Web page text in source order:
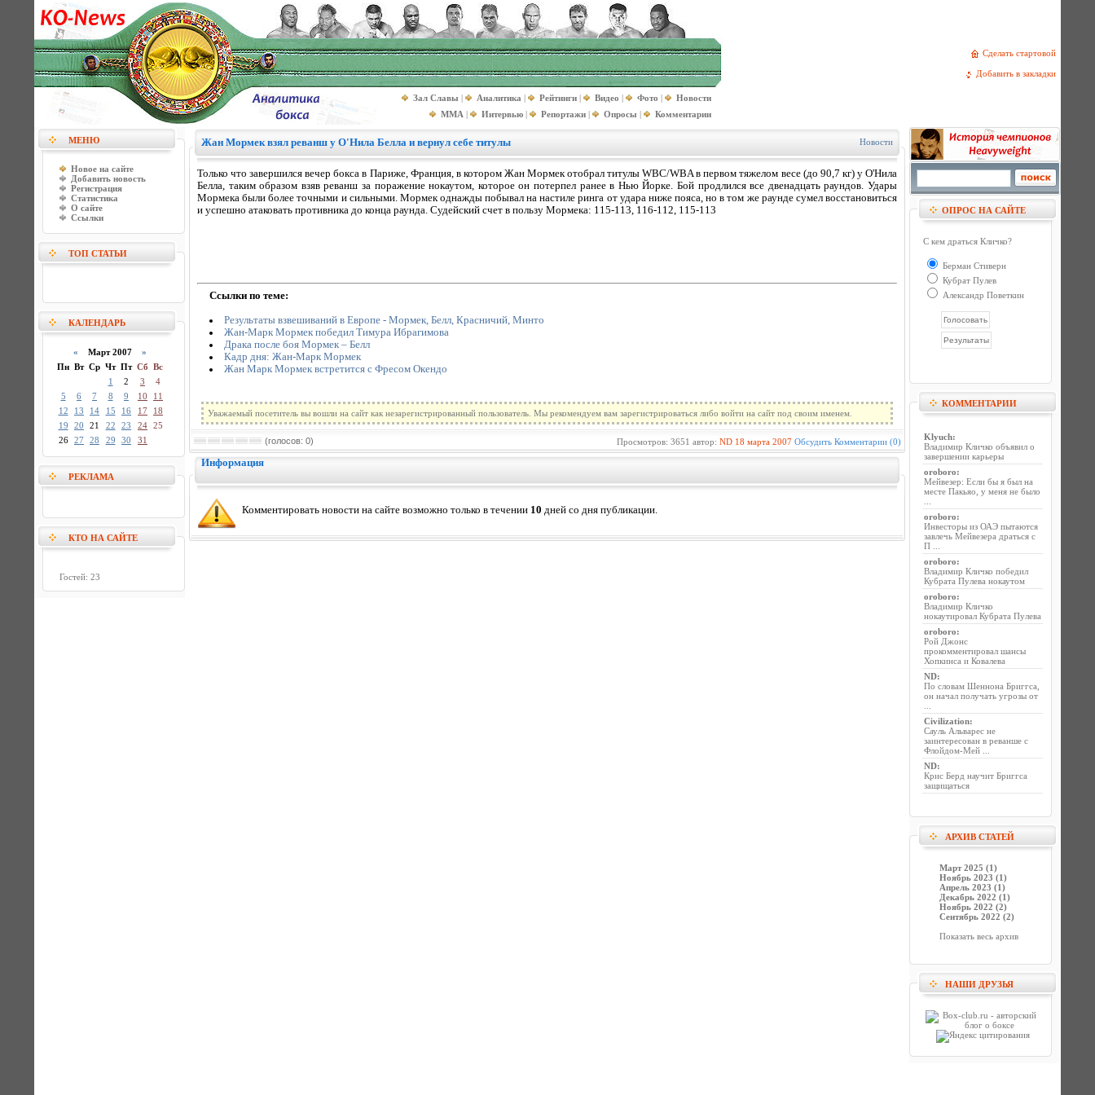
Сделать стартовой
Добавить в закладки
Зал Славы | Аналитика | Рейтинги | Видео | Фото |
Новости
MMA | Интервью | Репортажи | Опросы | Комментарии
МЕНЮ
Новое на сайте
Добавить новость
Регистрация
Статистика
О сайте
Ссылки
ТОП СТАТЬИ
КАЛЕНДАРЬ
« Март 2007 »
Пн Вт Ср Чт Пт Сб Вс
1
2 3
4
5
6 7 8 9 10
11
12
13 14 15 16 17
18
19
20 21 22 23 24 25
26
27 28 29 30 31
РЕКЛАМА
КТО НА САЙТЕ
Гостей: 23
Жан Мормек взял реванш у О'Нила Белла и вернул себе титулы Новости
Только что завершился вечер бокса в Париже, Франция, в котором Жан Мормек отобрал титулы WBC/WBA в первом тяжелом весе (до 90,7 кг) у О'Нила
Белла, таким образом взяв реванш за поражение нокаутом, которое он потерпел ранее в Нью Йорке. Бой продлился все двенадцать раундов. Удары
Мормека были более точными и сильными. Мормек однажды побывал на настиле ринга от удара ниже пояса, но в том же раунде сумел восстановиться
и успешно атаковать противника до конца раунда. Судейский счет в пользу Мормека: 115-113, 116-112, 115-113
Ссылки по теме:
Результаты взвешиваний в Европе - Мормек, Белл, Красничий, Минто
Жан-Марк Мормек победил Тимура Ибрагимова
Драка после боя Мормек – Белл
Кадр дня: Жан-Марк Мормек
Жан Марк Мормек встретится с Фресом Окендо
Уважаемый посетитель вы вошли на сайт как незарегистрированный пользователь. Мы рекомендуем вам зарегистрироваться либо войти на сайт под своим именем.
(голосов: 0) Просмотров: 3651 автор: ND 18 марта 2007 Обсудить Комментарии (0)
Информация
Комментировать новости на сайте возможно только в течении 10 дней со дня публикации.
ОПРОС НА САЙТЕ
С кем драться Кличко?
Берман Стиверн
Кубрат Пулев
Александр Поветкин
КОММЕНТАРИИ
Klyuch:
Владимир Кличко объявил о
завершении карьеры
oroboro:
Мейвезер: Если бы я был на
месте Пакьяо, у меня не было
oroboro:
Инвесторы из ОАЭ пытаются
завлечь Мейвезера драться с
П ...
oroboro:
Владимир Кличко победил
Кубрата Пулева нокаутом
oroboro:
Владимир Кличко
нокаутировал Кубрата Пулева
oroboro:
Рой Джонс
прокомментировал шансы
Хопкинса и Ковалева
ND:
По словам Шеннона Бриггса,
он начал получать угрозы от
Civilization:
Сауль Альварес не
заинтересован в реванше с
Флойдом-Мей ...
ND:
Крис Берд научит Бриггса
защищаться
АРХИВ СТАТЕЙ
Март 2025 (1)
Ноябрь 2023 (1)
Апрель 2023 (1)
Декабрь 2022 (1)
Ноябрь 2022 (2)
Сентябрь 2022 (2)
Показать весь архив
НАШИ ДРУЗЬЯ